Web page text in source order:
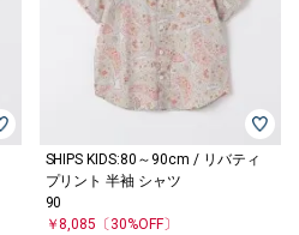
SHIPS KIDS:80～90cm / リバティ
プリント 半袖 シャツ
90
￥8,085 〔30%OFF〕